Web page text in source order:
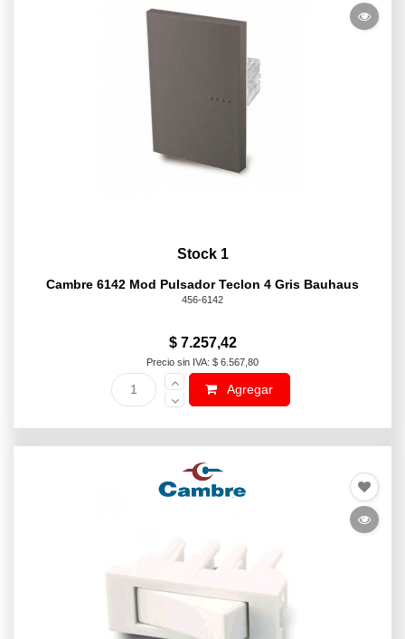
Stock 1
Cambre 6142 Mod Pulsador Teclon 4 Gris Bauhaus
456-6142
$ 7.257,42
Precio sin IVA: $ 6.567,80
Agregar